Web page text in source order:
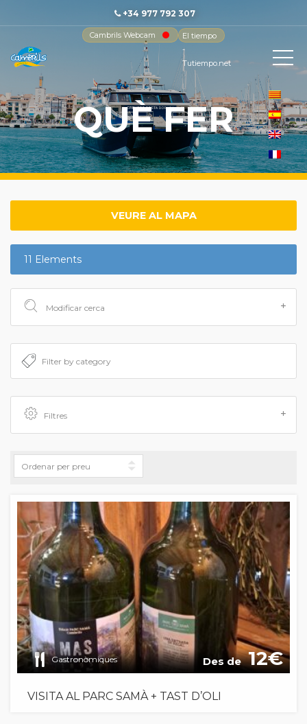
+34 977 792 307
Cambrils Webcam
El tiempo
-
Tutiempo.net
QUÈ FER
VEURE AL MAPA
11 Elements
Modificar cerca
Filtres
Gastronòmiques Des de 12
VISITA AL PARC SAMÀ + TAST D’OLI